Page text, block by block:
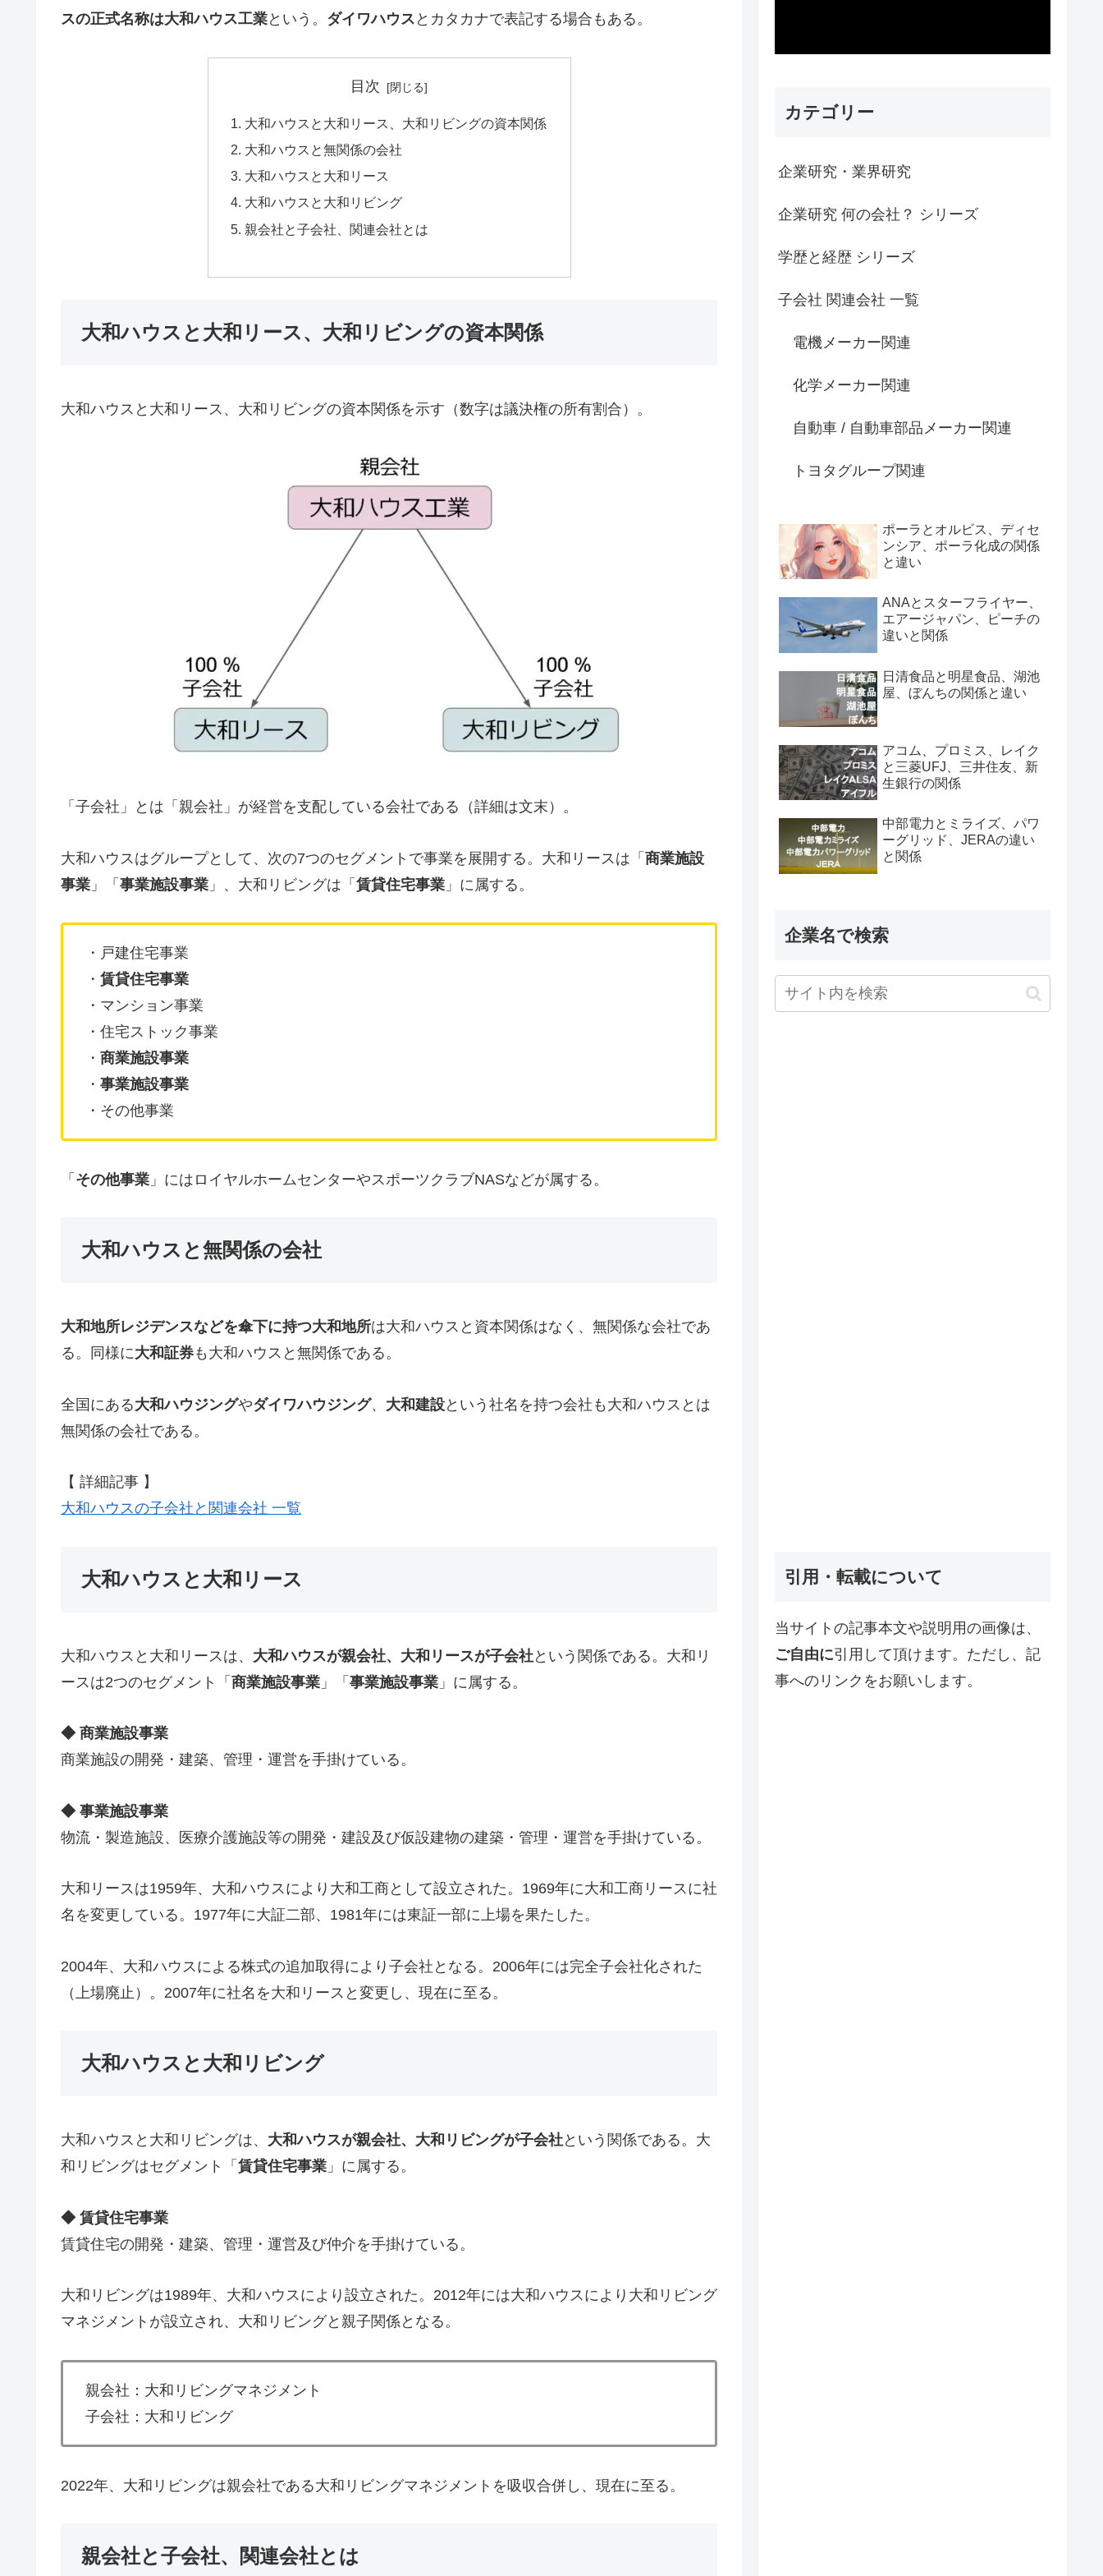
スの正式名称は大和ハウス工業という。 ダイワハウス とカタカナで表記する場合もある。
目次
大和ハウスと大和リース、大和リビングの資本関係
大和ハウスと無関係の会社
大和ハウスと大和リース
大和ハウスと大和リビング
親会社と子会社、関連会社とは
大和ハウスと大和リース、大和リビングの資本関係
大和ハウスと大和リース、大和リビングの資本関係を示す（数字は議決権の所有割合）。
「子会社」とは「親会社」が経営を支配している会社である（詳細は文末）。
大和ハウスはグループとして、次の7つのセグメントで事業を展開する。大和リースは「 商業施設
事業 」「 事業施設事業 」、大和リビングは「 賃貸住宅事業 」に属する。
・戸建住宅事業
・ 賃貸住宅事業
・マンション事業
・住宅ストック事業
・ 商業施設事業
・ 事業施設事業
・その他事業
「 その他事業 」にはロイヤルホームセンターやスポーツクラブNASなどが属する。
大和ハウスと無関係の会社
大和地所レジデンスなどを傘下に持つ大和地所は大和ハウスと資本関係はなく、無関係な会社であ
る。同様に大和証券も大和ハウスと無関係である。
全国にある大和ハウジングやダイワハウジング、 大和建設という社名を持つ会社も大和ハウスとは
無関係の会社である。
【 詳細記事 】
大和ハウスの子会社と関連会社 一覧
大和ハウスと大和リース
大和ハウスと大和リースは、 大和ハウスが親会社、大和リースが子会社という関係である。大和リ
ースは2つのセグメント「 商業施設事業 」「 事業施設事業 」に属する。
◆ 商業施設事業
商業施設の開発・建築、管理・運営を手掛けている。
◆ 事業施設事業
物流・製造施設、医療介護施設等の開発・建設及び仮設建物の建築・管理・運営を手掛けている。
大和リースは1959年、大和ハウスにより大和工商として設立された。1969年に大和工商リースに社
名を変更している。1977年に大証二部、1981年には東証一部に上場を果たした。
2004年、大和ハウスによる株式の追加取得により子会社となる。2006年には完全子会社化された
（上場廃止）。2007年に社名を大和リースと変更し、現在に至る。
大和ハウスと大和リビング
大和ハウスと大和リビングは、 大和ハウスが親会社、大和リビングが子会社という関係である。大
和リビングはセグメント「 賃貸住宅事業 」に属する。
◆ 賃貸住宅事業
賃貸住宅の開発・建築、管理・運営及び仲介を手掛けている。
大和リビングは1989年、大和ハウスにより設立された。2012年には大和ハウスにより大和リビング
マネジメントが設立され、大和リビングと親子関係となる。
親会社：大和リビングマネジメント
子会社：大和リビング
2022年、大和リビングは親会社である大和リビングマネジメントを吸収合併し、現在に至る。
親会社と子会社、関連会社とは
カテゴリー
企業研究・業界研究
企業研究 何の会社？ シリーズ
学歴と経歴 シリーズ
子会社 関連会社 一覧
電機メーカー関連
化学メーカー関連
自動車 / 自動車部品メーカー関連
トヨタグループ関連
ポーラとオルビス、ディセ
ンシア、ポーラ化成の関係
と違い
ANAとスターフライヤー、
エアージャパン、ピーチの
違いと関係
日清食品と明星食品、湖池
屋、ぼんちの関係と違い
アコム、プロミス、レイク
と三菱UFJ、三井住友、新
生銀行の関係
中部電力とミライズ、パワ
ーグリッド、JERAの違い
と関係
企業名で検索
引用・転載について
当サイトの記事本文や説明用の画像は、
ご自由に引用して頂けます。ただし、記
事へのリンクをお願いします。